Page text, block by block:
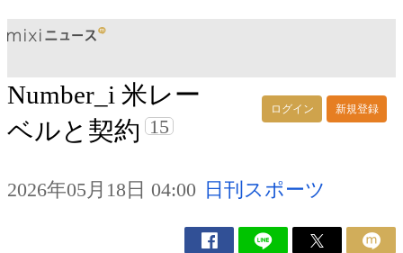
ログイン 新規登録
Number_i 米レー
ベルと契約 15
2026年05月18日 04:00 日刊スポーツ